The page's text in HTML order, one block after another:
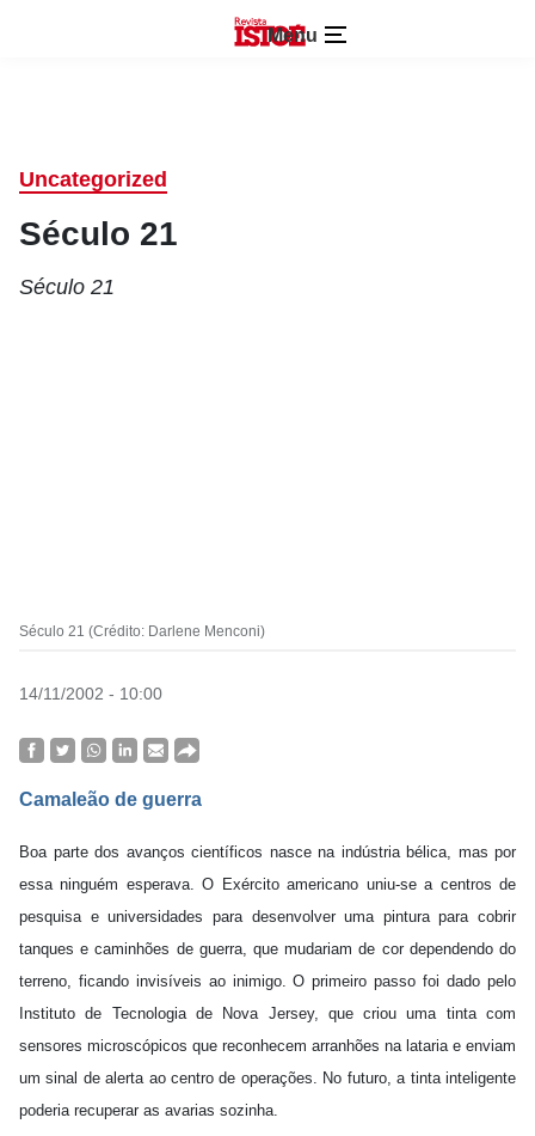
Menu
Uncategorized
Século 21
Século 21
Século 21 (Crédito: Darlene Menconi)
14/11/2002 - 10:00
Camaleão de guerra
Boa parte dos avanços científicos nasce na indústria bélica, mas por
essa ninguém esperava. O Exército americano uniu-se a centros de
pesquisa e universidades para desenvolver uma pintura para cobrir
tanques e caminhões de guerra, que mudariam de cor dependendo do
terreno, ficando invisíveis ao inimigo. O primeiro passo foi dado pelo
Instituto de Tecnologia de Nova Jersey, que criou uma tinta com
sensores microscópicos que reconhecem arranhões na lataria e enviam
um sinal de alerta ao centro de operações. No futuro, a tinta inteligente
poderia recuperar as avarias sozinha.